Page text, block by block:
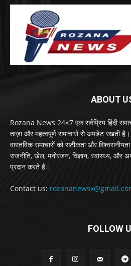
ABOUT
Rozana News 24×7 एक सर्वप्रिय हिंदी
ताज़ा और महत्वपूर्ण समाचारों से अपडेट रखती है।
वास्तविक समाचारों को सटीकता और
राजनीति, खेल, मनोरंजन, विज्ञान, स्वास्थ्य, और
प्रदान करते हैं।
Contact us:
FOLLOW